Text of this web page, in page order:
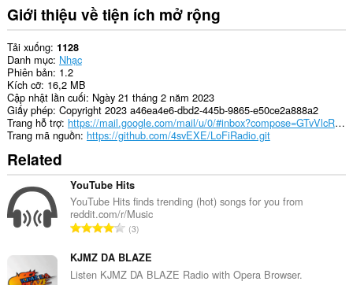
Giới thiệu về tiện ích mở rộng
Tải xuống 1128
Danh mục Nhạc
Phiên bản 1.2
Kích cỡ 16,2 MB
Cập nhật lần cuối Ngày 21 tháng 2 năm 2023
Giấy phép Copyright 2023 a46ea4e6-dbd2-445b-9865-e50ce2a888a2
Trang hỗ trợ
https://mail.google.com/mail/u/0/#inbox?compose=GTvVlcRwRQBxXRZGdnmSNbxfCXlSRRQscdffDqksNcrpnNptQTRcKttngCHcXGNzbvKNQVHLwNGzg
Trang mã nguồn https://github.com/4svEXE/LoFiRadio.git
Related
YouTube Hits
YouTube Hits finds trending (hot) songs for you from
reddit.com/r/Music
T
n
g
3
KJMZ DA BLAZE
Listen KJMZ DA BLAZE Radio with Opera Browser.